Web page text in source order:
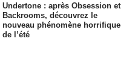
Undertone : après Obsession et
Backrooms, découvrez le
nouveau phénomène horrifique
de l’été